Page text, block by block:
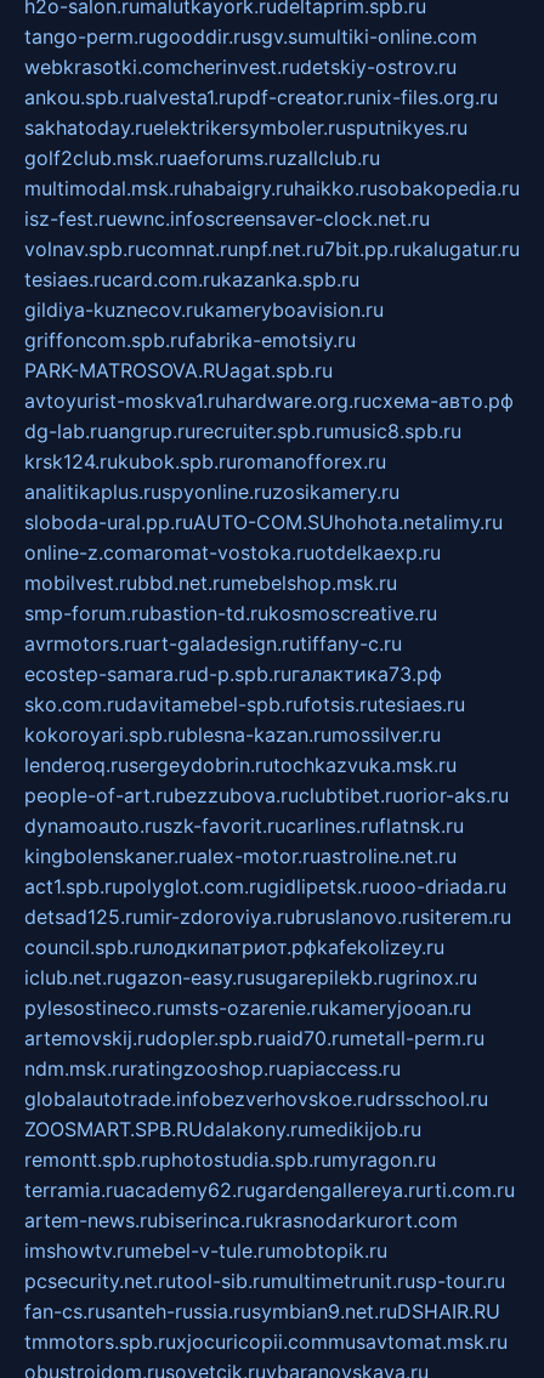
h2o-salon.rumalutkayork.rudeltaprim.spb.ru
tango-perm.rugooddir.rusgv.sumultiki-online.com
webkrasotki.comcherinvest.rudetskiy-ostrov.ru
ankou.spb.rualvesta1.rupdf-creator.runix-files.org.ru
sakhatoday.ruelektrikersymboler.rusputnikyes.ru
golf2club.msk.ruaeforums.ruzallclub.ru
multimodal.msk.ruhabaigry.ruhaikko.rusobakopedia.ru
isz-fest.ruewnc.infoscreensaver-clock.net.ru
volnav.spb.rucomnat.runpf.net.ru7bit.pp.rukalugatur.ru
tesiaes.rucard.com.rukazanka.spb.ru
gildiya-kuznecov.rukameryboavision.ru
griffoncom.spb.rufabrika-emotsiy.ru
PARK-MATROSOVA.RUagat.spb.ru
avtoyurist-moskva1.ruhardware.org.ruсхема-авто.рф
dg-lab.ruangrup.rurecruiter.spb.rumusic8.spb.ru
krsk124.rukubok.spb.ruromanofforex.ru
analitikaplus.ruspyonline.ruzosikamery.ru
sloboda-ural.pp.ruAUTO-COM.SUhohota.netalimy.ru
online-z.comaromat-vostoka.ruotdelkaexp.ru
mobilvest.rubbd.net.rumebelshop.msk.ru
smp-forum.rubastion-td.rukosmoscreative.ru
avrmotors.ruart-galadesign.rutiffany-c.ru
ecostep-samara.rud-p.spb.ruгалактика73.рф
sko.com.rudavitamebel-spb.rufotsis.rutesiaes.ru
kokoroyari.spb.rublesna-kazan.rumossilver.ru
lenderoq.rusergeydobrin.rutochkazvuka.msk.ru
people-of-art.rubezzubova.ruclubtibet.ruorior-aks.ru
dynamoauto.ruszk-favorit.rucarlines.ruflatnsk.ru
kingbolenskaner.rualex-motor.ruastroline.net.ru
act1.spb.rupolyglot.com.rugidlipetsk.ruooo-driada.ru
detsad125.rumir-zdoroviya.rubruslanovo.rusiterem.ru
council.spb.ruлодкипатриот.рфkafekolizey.ru
iclub.net.rugazon-easy.rusugarepilekb.rugrinox.ru
pylesostineco.rumsts-ozarenie.rukameryjooan.ru
artemovskij.rudopler.spb.ruaid70.rumetall-perm.ru
ndm.msk.ruratingzooshop.ruapiaccess.ru
globalautotrade.infobezverhovskoe.rudrsschool.ru
ZOOSMART.SPB.RUdalakony.rumedikijob.ru
remontt.spb.ruphotostudia.spb.rumyragon.ru
terramia.ruacademy62.rugardengallereya.rurti.com.ru
artem-news.rubiserinca.rukrasnodarkurort.com
imshowtv.rumebel-v-tule.rumobtopik.ru
pcsecurity.net.rutool-sib.rumultimetrunit.rusp-tour.ru
fan-cs.rusanteh-russia.rusymbian9.net.ruDSHAIR.RU
tmmotors.spb.ruxjocuricopii.commusavtomat.msk.ru
obustrojdom.rusovetcik.ruybaranovskaya.ru